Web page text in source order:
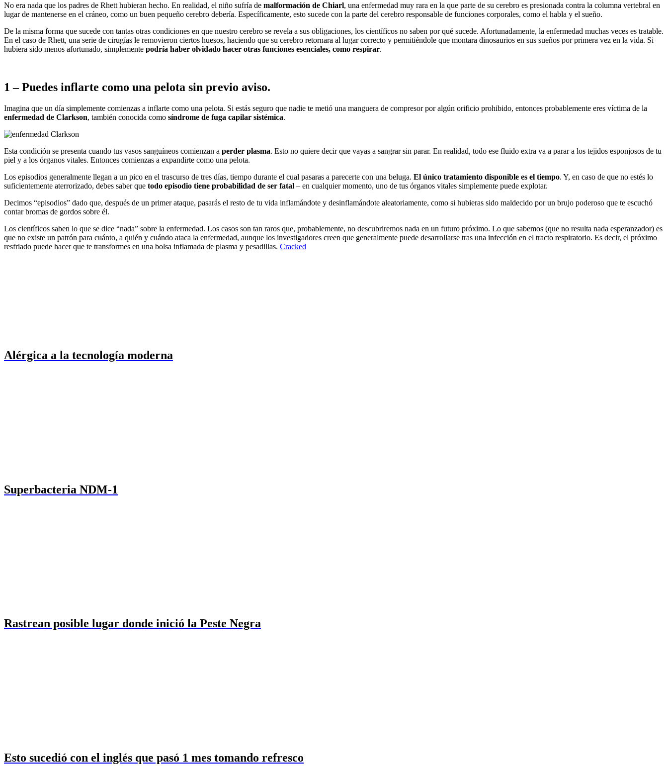
No era nada que los padres de Rhett hubieran hecho. En realidad, el niño sufría de malformación de Chiarl, una enfermedad muy rara en la que parte de su cerebro es presionada contra la columna vertebral en
lugar de mantenerse en el cráneo, como un buen pequeño cerebro debería. Específicamente, esto sucede con la parte del cerebro responsable de funciones corporales, como el habla y el sueño.
De la misma forma que sucede con tantas otras condiciones en que nuestro cerebro se revela a sus obligaciones, los científicos no saben por qué sucede. Afortunadamente, la enfermedad muchas veces es tratable.
En el caso de Rhett, una serie de cirugías le removieron ciertos huesos, haciendo que su cerebro retornara al lugar correcto y permitiéndole que montara dinosaurios en sus sueños por primera vez en la vida. Si
hubiera sido menos afortunado, simplemente podría haber olvidado hacer otras funciones esenciales, como respirar.
1 – Puedes inflarte como una pelota sin previo aviso.
Imagina que un día simplemente comienzas a inflarte como una pelota. Si estás seguro que nadie te metió una manguera de compresor por algún orificio prohibido, entonces probablemente eres víctima de la
enfermedad de Clarkson, también conocida como síndrome de fuga capilar sistémica.
Esta condición se presenta cuando tus vasos sanguíneos comienzan a perder plasma. Esto no quiere decir que vayas a sangrar sin parar. En realidad, todo ese fluido extra va a parar a los tejidos esponjosos de tu
piel y a los órganos vitales. Entonces comienzas a expandirte como una pelota.
Los episodios generalmente llegan a un pico en el trascurso de tres días, tiempo durante el cual pasaras a parecerte con una beluga. El único tratamiento disponible es el tiempo. Y, en caso de que no estés lo
suficientemente aterrorizado, debes saber que todo episodio tiene probabilidad de ser fatal – en cualquier momento, uno de tus órganos vitales simplemente puede explotar.
Decimos “episodios” dado que, después de un primer ataque, pasarás el resto de tu vida inflamándote y desinflamándote aleatoriamente, como si hubieras sido maldecido por un brujo poderoso que te escuchó
contar bromas de gordos sobre él.
Los científicos saben lo que se dice “nada” sobre la enfermedad. Los casos son tan raros que, probablemente, no descubriremos nada en un futuro próximo. Lo que sabemos (que no resulta nada esperanzador) es
que no existe un patrón para cuánto, a quién y cuándo ataca la enfermedad, aunque los investigadores creen que generalmente puede desarrollarse tras una infección en el tracto respiratorio. Es decir, el próximo
resfriado puede hacer que te transformes en una bolsa inflamada de plasma y pesadillas. Cracked
Alérgica a la tecnología moderna
Superbacteria NDM-1
Rastrean posible lugar donde inició la Peste Negra
Esto sucedió con el inglés que pasó 1 mes tomando refresco